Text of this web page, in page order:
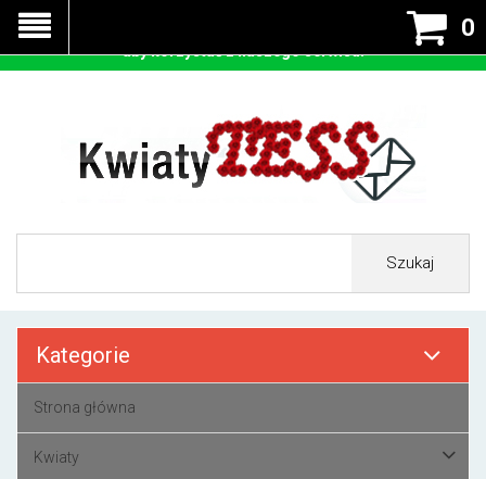
0
Szukaj
Kategorie
Strona główna
Kwiaty
Nasza strona korzysta z cookies - czyli tzw ciastek w celu
prawidłowego działania. Zaakceptuj przyjmowanie cookies
aby korzystać z naszego serwisu.